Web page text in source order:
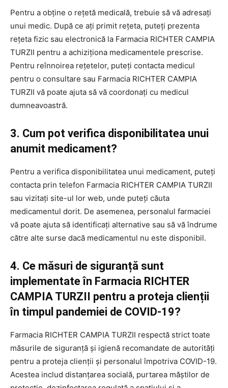
Pentru a obține o rețetă medicală, trebuie să vă adresați
unui medic. După ce ați primit rețeta, puteți prezenta
rețeta fizic sau electronică la Farmacia RICHTER CAMPIA
TURZII pentru a achiziționa medicamentele prescrise.
Pentru reînnoirea rețetelor, puteți contacta medicul
pentru o consultare sau Farmacia RICHTER CAMPIA
TURZII vă poate ajuta să vă coordonați cu medicul
dumneavoastră.
3. Cum pot verifica disponibilitatea unui
anumit medicament?
Pentru a verifica disponibilitatea unui medicament, puteți
contacta prin telefon Farmacia RICHTER CAMPIA TURZII
sau vizitați site-ul lor web, unde puteți căuta
medicamentul dorit. De asemenea, personalul farmaciei
vă poate ajuta să identificați alternative sau să vă îndrume
către alte surse dacă medicamentul nu este disponibil.
4. Ce măsuri de siguranță sunt
implementate în Farmacia RICHTER
CAMPIA TURZII pentru a proteja clienții
în timpul pandemiei de COVID-19?
Farmacia RICHTER CAMPIA TURZII respectă strict toate
măsurile de siguranță și igienă recomandate de autorități
pentru a proteja clienții și personalul împotriva COVID-19.
Acestea includ distanțarea socială, purtarea măștilor de